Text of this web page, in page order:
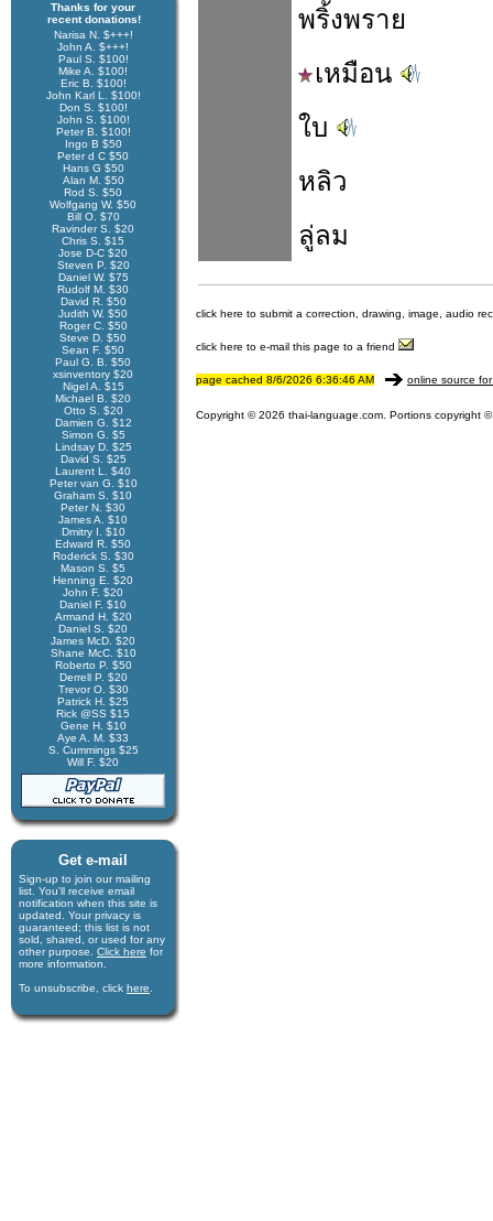
Thanks for your
recent donations!
Narisa N. $+++!
John A. $+++!
Paul S. $100!
Mike A. $100!
Eric B. $100!
John Karl L. $100!
Don S. $100!
John S. $100!
Peter B. $100!
Ingo B $50
Peter d C $50
Hans G $50
Alan M. $50
Rod S. $50
Wolfgang W. $50
Bill O. $70
Ravinder S. $20
Chris S. $15
Jose D-C $20
Steven P. $20
Daniel W. $75
Rudolf M. $30
David R. $50
Judith W. $50
Roger C. $50
Steve D. $50
Sean F. $50
Paul G. B. $50
xsinventory $20
Nigel A. $15
Michael B. $20
Otto S. $20
Damien G. $12
Simon G. $5
Lindsay D. $25
David S. $25
Laurent L. $40
Peter van G. $10
Graham S. $10
Peter N. $30
James A. $10
Dmitry I. $10
Edward R. $50
Roderick S. $30
Mason S. $5
Henning E. $20
John F. $20
Daniel F. $10
Armand H. $20
Daniel S. $20
James McD. $20
Shane McC. $10
Roberto P. $50
Derrell P. $20
Trevor O. $30
Patrick H. $25
Rick @SS $15
Gene H. $10
Aye A. M. $33
S. Cummings $25
Will F. $20
Get e-mail
Sign-up to join our mail­ing
list. You'll receive e­mail
notification when this site is
updated. Your privacy is
guaran­teed; this list is not
sold, shared, or used for any
other purpose. Click here for
more infor­mation.
To unsubscribe, click here
พริ้งพราย
เหมือน
ใบ
หลิว
ลู่ลม
click here to submit a correction, drawing, image, audio
click here to e-mail this page to a friend
page cached 8/6/2026 6:36:46 AM online source
Copyright © 2026 thai-language.com. Portions copyright